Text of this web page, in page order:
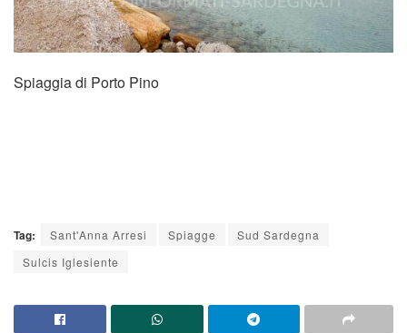
Spiaggia di Porto Pino
Tag: Sant'Anna Arresi Spiagge
Sud Sardegna
Sulcis Iglesiente